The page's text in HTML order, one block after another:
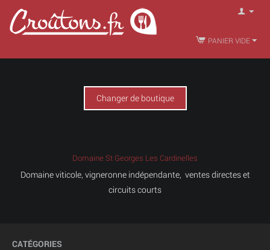
PANIER VIDE
Changer de boutique
Domaine St Georges Les Cardinelles
Domaine viticole, vigneronne indépendante, ventes directes et
circuits courts
CATÉGORIES